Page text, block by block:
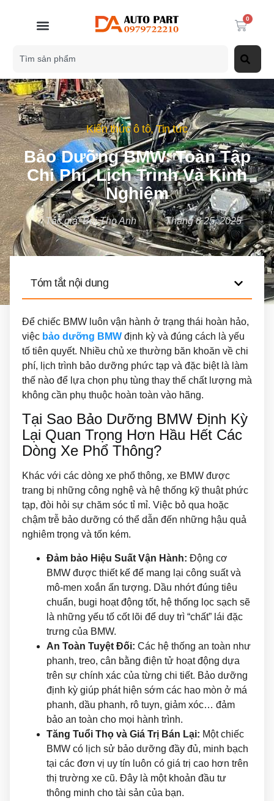
0
Kiến thức ô tô,Tin tức
Bảo Dưỡng BMW: Toàn Tập
Chi Phí, Lịch Trình Và Kinh
Nghiệm
Tác giả:Bùi Thọ Anh Tháng 8 25, 2025
Tóm tắt nội dung
Để chiếc BMW luôn vận hành ở trạng thái hoàn hảo,
việc bảo dưỡng BMW định kỳ và đúng cách là yếu
tố tiên quyết. Nhiều chủ xe thường băn khoăn về chi
phí, lịch trình bảo dưỡng phức tạp và đặc biệt là làm
thế nào để lựa chọn phụ tùng thay thế chất lượng mà
không cần phụ thuộc hoàn toàn vào hãng.
Tại Sao Bảo Dưỡng BMW Định Kỳ
Lại Quan Trọng Hơn Hầu Hết Các
Dòng Xe Phổ Thông?
Khác với các dòng xe phổ thông, xe BMW được
trang bị những công nghệ và hệ thống kỹ thuật phức
tạp, đòi hỏi sự chăm sóc tỉ mỉ. Việc bỏ qua hoặc
chậm trễ bảo dưỡng có thể dẫn đến những hậu quả
nghiêm trọng và tốn kém.
Đảm bảo Hiệu Suất Vận Hành: Động cơ
BMW được thiết kế để mang lại công suất và
mô-men xoắn ấn tượng. Dầu nhớt đúng tiêu
chuẩn, bugi hoạt động tốt, hệ thống lọc sạch sẽ
là những yếu tố cốt lõi để duy trì “chất” lái đặc
trưng của BMW.
An Toàn Tuyệt Đối: Các hệ thống an toàn như
phanh, treo, cân bằng điện tử hoạt động dựa
trên sự chính xác của từng chi tiết. Bảo dưỡng
định kỳ giúp phát hiện sớm các hao mòn ở má
phanh, dầu phanh, rô tuyn, giảm xóc… đảm
bảo an toàn cho mọi hành trình.
Tăng Tuổi Thọ và Giá Trị Bán Lại: Một chiếc
BMW có lịch sử bảo dưỡng đầy đủ, minh bạch
tại các đơn vị uy tín luôn có giá trị cao hơn trên
thị trường xe cũ. Đây là một khoản đầu tư
thông minh cho tài sản của bạn.